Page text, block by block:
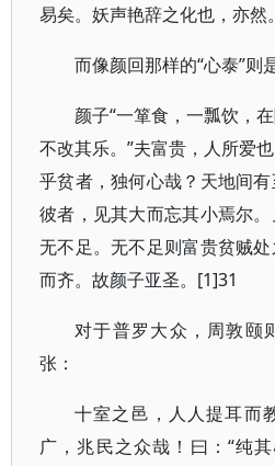
易矣。妖声艳辞之化也，亦然
而像颜回那样的“心泰”则
颜子“一箪食，一瓢饮，
不改其乐。”夫富贵，人所爱
乎贫者，独何心哉？天地间
彼者，见其大而忘其小焉尔
无不足。无不足则富贵贫贼
而齐。故颜子亚圣。[1]31
对于普罗大众，周敦颐
张：
十室之邑，人人提耳而
广，兆民之众哉！曰：“纯其